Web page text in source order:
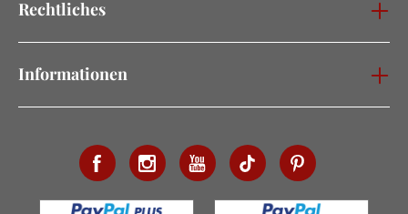
Rechtliches
Informationen